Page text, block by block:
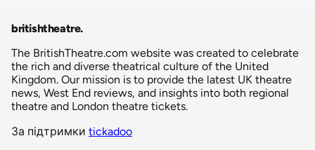
britishtheatre.
The BritishTheatre.com website was created to celebrate
the rich and diverse theatrical culture of the United
Kingdom. Our mission is to provide the latest UK theatre
news, West End reviews, and insights into both regional
theatre and London theatre tickets.
За підтримки tickadoo